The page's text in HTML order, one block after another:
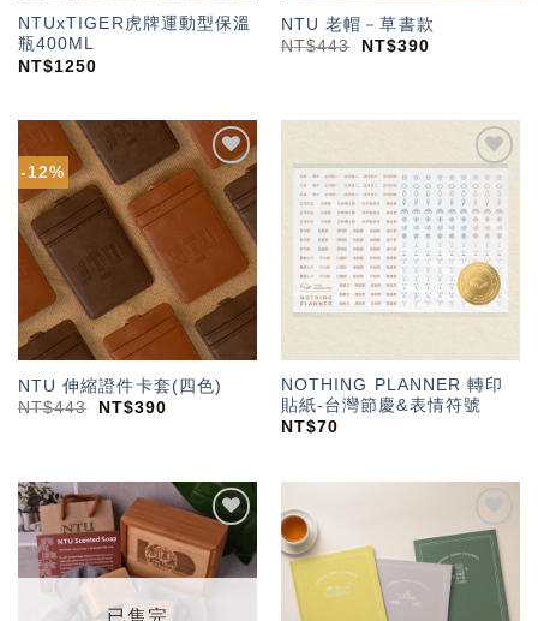
NTUxTIGER虎牌運動型保溫
瓶400ML
NT$1250
NTU 老帽－草書款
NT$443 NT$390
-12%
加入
「願
望輕
單」
NTU 伸縮證件卡套(四色)
NT$443 NT$390
加入
「願
望輕
單」
NOTHING PLANNER 轉印
貼紙-台灣節慶&表情符號
NT$70
加入
「願
望輕
已售完
加入
「願
望輕
單」